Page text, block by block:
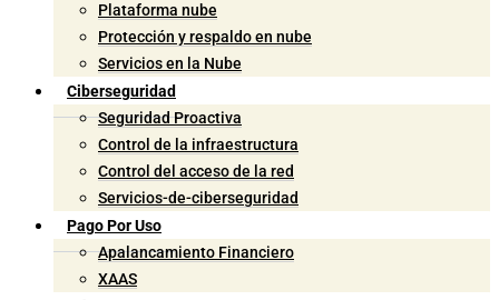
Plataforma nube
Protección y respaldo en nube
Servicios en la Nube
Ciberseguridad
Seguridad Proactiva
Control de la infraestructura
Control del acceso de la red
Servicios-de-ciberseguridad
Pago Por Uso
Apalancamiento Financiero
XAAS